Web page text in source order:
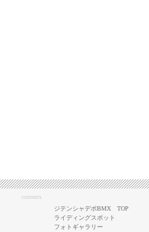
contents
ジテンシャデポBMX TOP
ライディングスポット
フォトギャラリー